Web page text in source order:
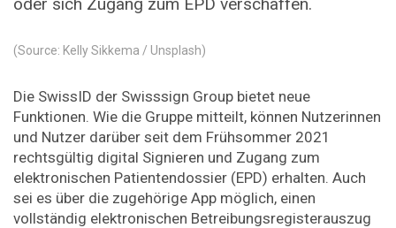
(Source: Kelly Sikkema / Unsplash)
Die SwissID der Swisssign Group bietet neue
Funktionen. Wie die Gruppe mitteilt, können Nutzerinnen
und Nutzer darüber seit dem Frühsommer 2021
rechtsgültig digital Signieren und Zugang zum
elektronischen Patientendossier (EPD) erhalten. Auch
sei es über die zugehörige App möglich, einen
vollständig elektronischen Betreibungsregisterauszug